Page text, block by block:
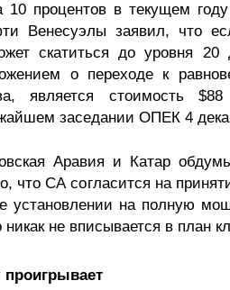
10 процентов в текущем
Венесуэлы заявил, что
скатиться до уровня
о переходе к
является стоимость
заседании ОПЕК 4
Аравия и Катар
что СА согласится на
установлении на полную
не вписывается в план